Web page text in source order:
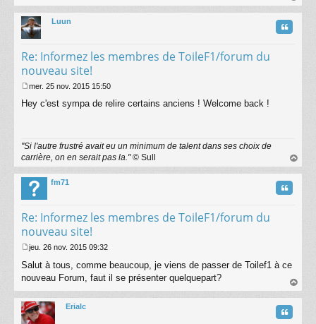
au
Luun
Re: Informez les membres de ToileF1/forum du
nouveau site!
Citation
e
g
e
mer. 25 nov. 2015 15:50
Hey c'est sympa de relire certains anciens ! Welcome back !
"Si l'autre frustré avait eu un minimum de talent dans ses choix de
carrière, on en serait pas la."© Sull
au
fm71
Re: Informez les membres de ToileF1/forum du
nouveau site!
Citation
e
s
a
g
e
jeu. 26 nov. 2015 09:32
Salut à tous, comme beaucoup, je viens de passer de Toilef1 à ce
nouveau Forum, faut il se présenter quelquepart?
au
Erialc Citation